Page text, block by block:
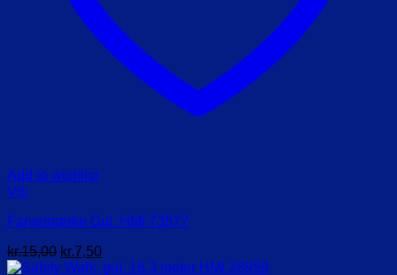
Add to wishlist
Vis
Farvemærke Gul. HMI 73577
kr.15,00 Den
oprindelige
kr.7,50Den
aktuelle